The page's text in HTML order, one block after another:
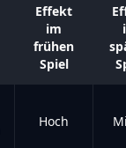
Effekt
im
frühen
Spiel
Hoch